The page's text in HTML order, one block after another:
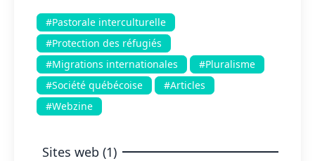
#Pastorale interculturelle
#Protection des réfugiés
#Migrations internationales
#Pluralisme
#Société québécoise
#Articles
#Webzine
Sites web (1)